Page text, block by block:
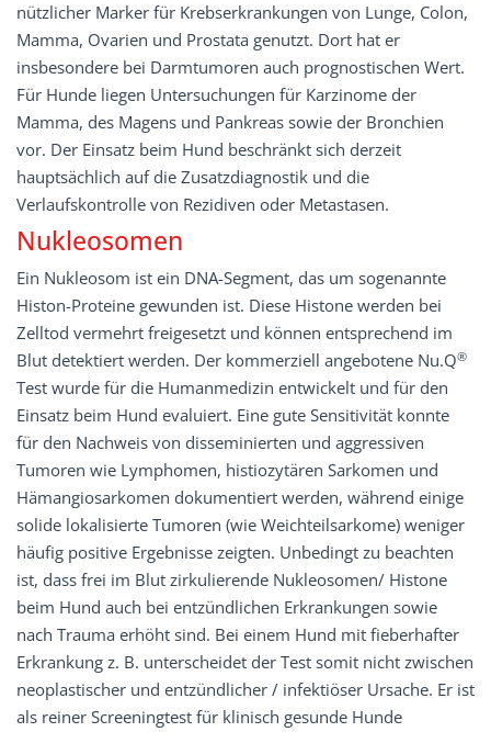
nützlicher Marker für Krebserkrankungen von Lunge, Colon,
Mamma, Ovarien und Prostata genutzt. Dort hat er
insbesondere bei Darmtumoren auch prognostischen Wert.
Für Hunde liegen Untersuchungen für Karzinome der
Mamma, des Magens und Pankreas sowie der Bronchien
vor. Der Einsatz beim Hund beschränkt sich derzeit
hauptsächlich auf die Zusatzdiagnostik und die
Verlaufskontrolle von Rezidiven oder Metastasen.
Nukleosomen
Ein Nukleosom ist ein DNA-Segment, das um sogenannte
Histon-Proteine gewunden ist. Diese Histone werden bei
Zelltod vermehrt freigesetzt und können entsprechend im
Blut detektiert werden. Der kommerziell angebotene Nu.Q®
Test wurde für die Humanmedizin entwickelt und für den
Einsatz beim Hund evaluiert. Eine gute Sensitivität konnte
für den Nachweis von disseminierten und aggressiven
Tumoren wie Lymphomen, histiozytären Sarkomen und
Hämangiosarkomen dokumentiert werden, während einige
solide lokalisierte Tumoren (wie Weichteilsarkome) weniger
häufig positive Ergebnisse zeigten. Unbedingt zu beachten
ist, dass frei im Blut zirkulierende Nukleosomen/ Histone
beim Hund auch bei entzündlichen Erkrankungen sowie
nach Trauma erhöht sind. Bei einem Hund mit fieberhafter
Erkrankung z. B. unterscheidet der Test somit nicht zwischen
neoplastischer und entzündlicher / infektiöser Ursache. Er ist
als reiner Screeningtest für klinisch gesunde Hunde